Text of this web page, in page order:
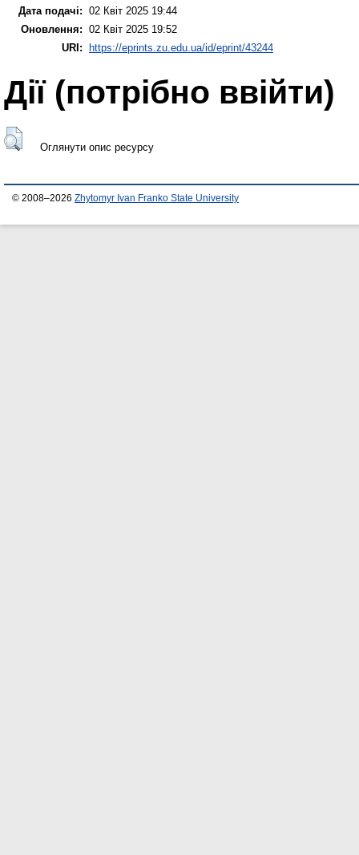
Дата подачі: 02 Квіт 2025 19:44
Оновлення: 02 Квіт 2025 19:52
URI:
https://eprints.zu.edu.ua/id/eprint/43244
Дії ​​(потрібно ввійти)
Оглянути опис ресурсу
© 2008–2026 Zhytomyr Ivan Franko State University